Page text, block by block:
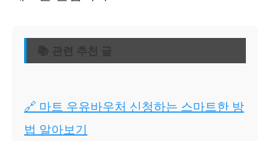
📚 관련 추천 글
🔗 마트 우유바우처 신청하는 스마트한 방
법 알아보기